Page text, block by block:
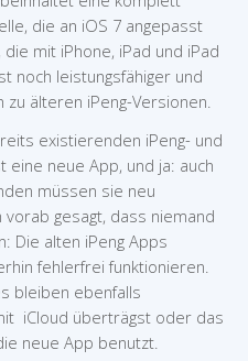
die an iOS 7 angepasst
mit iPhone, iPad und iPad
noch leistungsfähiger und
älteren iPeng-Versionen.
existierenden iPeng- und
eine neue App, und ja: auch
müssen sie neu
gesagt, dass niemand
Die alten iPeng Apps
fehlerfrei funktionieren.
bleiben ebenfalls
iCloud überträgst oder das
neue App benutzt.